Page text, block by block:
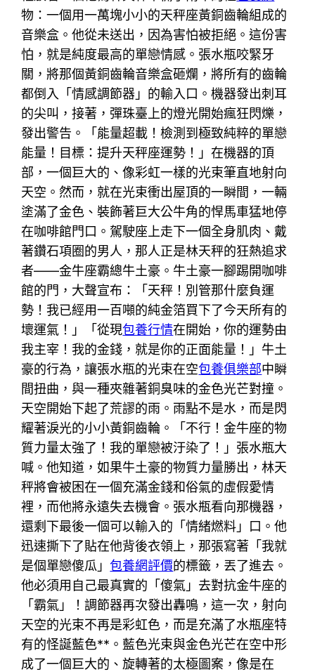
物：一個用一萬塊小小的天秤座黃銅齒輪組成的
音樂盒。他從未送出，因為害怕被拒絕。這份害
怕，就是純度最高的單戀情感。張水瓶咬緊牙
關，將那個黃銅齒輪音樂盒砸爛，將所有的齒輪
都倒入「情感調節器」的輸入口。機器發出刺耳
的尖叫，接著，彈珠臺上的燈光開始瘋狂閃爍，
發出警告。「能量超載！檢測到極致純粹的單戀
能量！目標：提升天秤座運勢！」在機器的頂
部，一個巨大的、像彩虹一樣的光束筆直地射向
天空。然而，就在光束衝出屋頂的一瞬間，一輛
塗滿了金色、裝飾著巨大公牛角的悍馬車猛地停
在咖啡館門口。駕駛座上走下一個全身肌肉、戴
著鑽石項圈的男人，那人正是林天秤的狂熱追求
者——金牛座霸總牛土豪。牛土豪一腳踢開咖啡
館的門，大聲宣布：「天秤！別管那什麼負運
勢！我已經用一百噸的純金箔買下了今天所有的
壞運氣！」「從現包養行情在開始，你的運勢由
我主宰！我的金錢，就是你的正面能量！」牛土
豪的行為，讓張水瓶的光束在空包養俱樂部中瞬
間扭曲，與一種夾雜著銅臭味的金色光芒對撞。
天空開始下起了荒謬的雨。雨點不是水，而是閃
耀著淚光的小小黃銅齒輪。「不行！金牛座的物
質力量太強了！我的單戀被汙染了！」張水瓶大
喊。他知道，如果牛土豪的物質力量勝出，林天
秤將會被困在一個充滿金錢和俗氣的虛假愛情
裡，而他將永遠失去機會。張水瓶看向那機器，
還剩下最後一個可以輸入的「情緒燃料」口。他
迅速撕下了貼在他背後衣領上，那張寫著「我就
是個單戀傻瓜」包養網評價的標籤，丟了進去。
他必須用自己最真實的「傻氣」去對抗金牛座的
「霸氣」！調節器再次發出轟鳴，這一次，射向
天空的光束不再是彩虹色，而是充滿了水瓶座特
有的怪誕藍色**。藍色光束與金色光芒在空中形
成了一個巨大的、旋轉著的太極圖案，像是在